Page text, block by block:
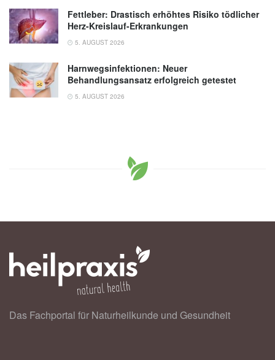
Fettleber: Drastisch erhöhtes Risiko tödlicher
Herz-Kreislauf-Erkrankungen
5. AUGUST 2026
Harnwegsinfektionen: Neuer
Behandlungsansatz erfolgreich getestet
5. AUGUST 2026
Das Fachportal für Naturheilkunde und Gesundheit